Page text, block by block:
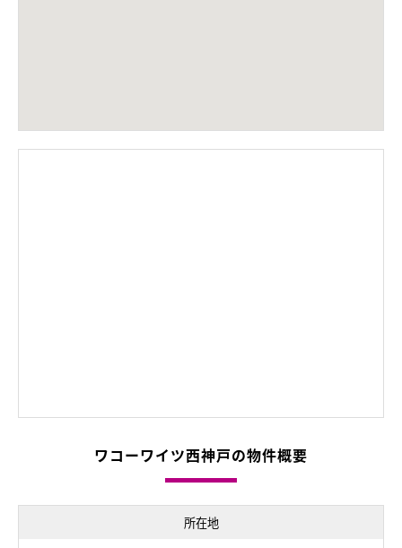
ワコーワイツ西神戸の物件概要
所在地